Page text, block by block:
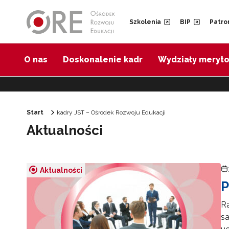
Szkolenia BIP
O nas Doskonalenie kadr Wydziały
Start kadry JST – Ośrodek Rozwoju Edukacji
Aktualności
Aktualności